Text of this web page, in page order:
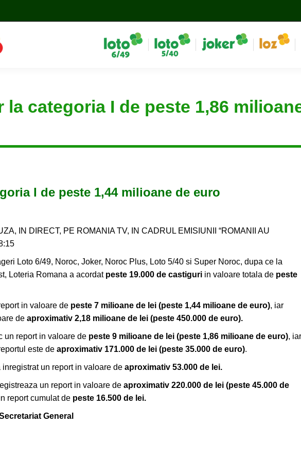
la categoria I de peste 1,86
I de peste 1,44 milioane de euro
IN DIRECT, PE ROMANIA TV, IN CADRUL EMISIUNII “ROMANII AU
Loto 6/49, Noroc, Joker, Noroc Plus, Loto 5/40 si Super Noroc, dupa ce la
Loteria Romana a acordat peste 19.000 de castiguri in valoare totala de peste
in valoare de peste 7 milioane de lei (peste 1,44 milioane de euro), iar
de aproximativ 2,18 milioane de lei (peste 450.000 de euro).
un report in valoare de peste 9 milioane de lei (peste 1,86 milioane de euro), iar
este de aproximativ 171.000 de lei (peste 35.000 de euro).
un report in valoare de aproximativ 53.000 de lei.
un report in valoare de aproximativ 220.000 de lei (peste 45.000 de
report cumulat de peste 16.500 de lei.
General